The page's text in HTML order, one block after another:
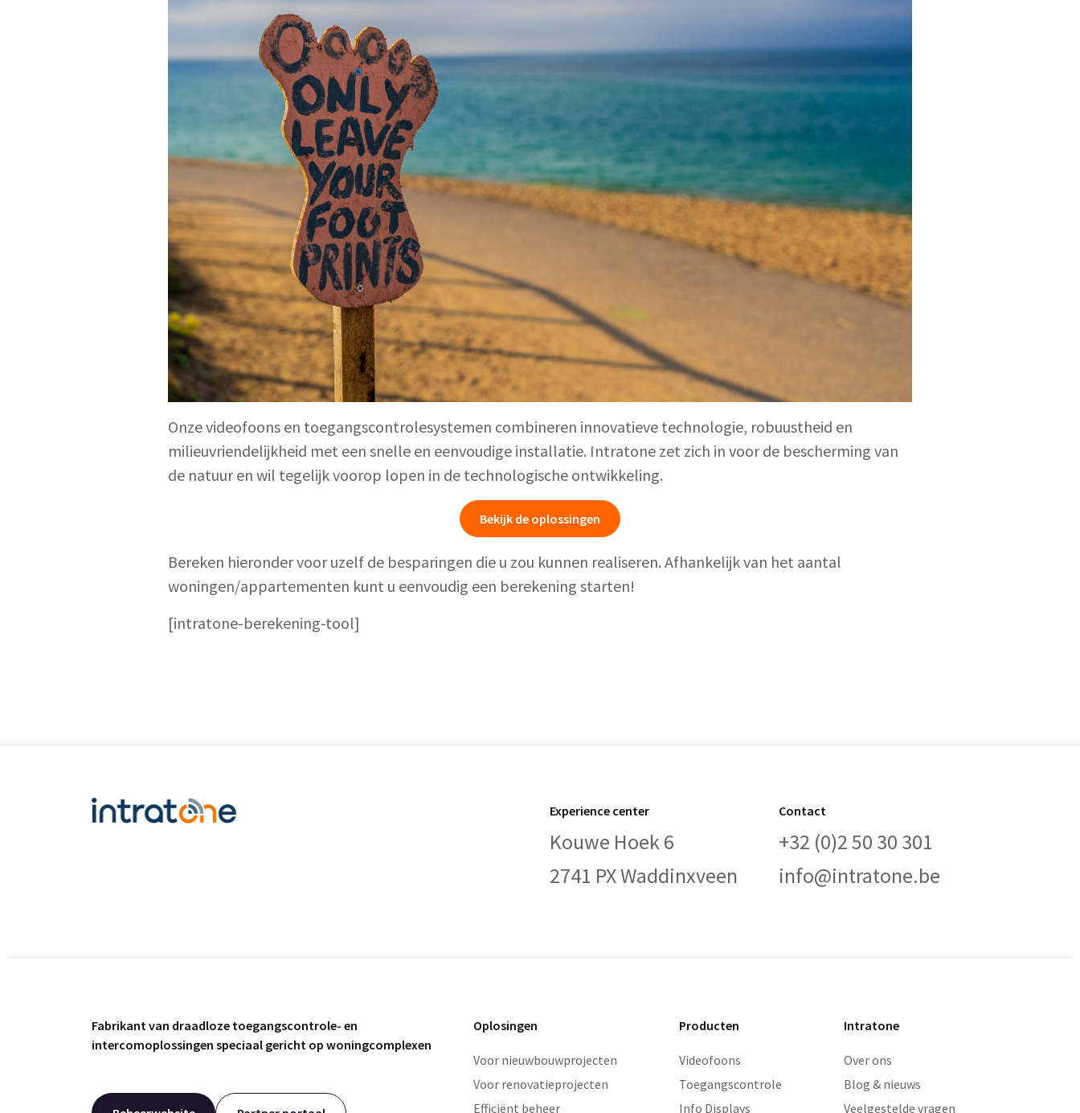
Onze videofoons en toegangscontrolesystemen combineren innovatieve technologie, robuustheid en
milieuvriendelijkheid met een snelle en eenvoudige installatie. Intratone zet zich in voor de bescherming van
de natuur en wil tegelijk voorop lopen in de technologische ontwikkeling.
Bekijk de oplossingen
Bereken hieronder voor uzelf de besparingen die u zou kunnen realiseren. Afhankelijk van het aantal
woningen/appartementen kunt u eenvoudig een berekening starten!
[intratone-berekening-tool]
Experience center
Kouwe Hoek 6
2741 PX Waddinxveen
Contact
+32 (0)2 50 30 301
info@intratone.be
Fabrikant van draadloze toegangscontrole- en
intercomoplossingen speciaal gericht op woningcomplexen
Oplosingen
Voor nieuwbouwprojecten
Voor renovatieprojecten
Efficiënt beheer
Producten
Videofoons
Toegangscontrole
Info Displays
Intratone
Over ons
Blog & nieuws
Veelgestelde vragen